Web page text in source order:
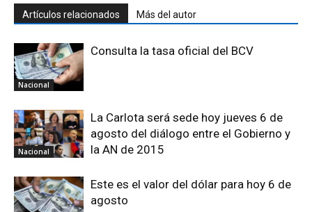
Artículos relacionados Más del autor
Nacional
Consulta la tasa oficial del BCV
Nacional
La Carlota será sede hoy jueves 6 de
agosto del diálogo entre el Gobierno y
la AN de 2015
Este es el valor del dólar para hoy 6 de
agosto